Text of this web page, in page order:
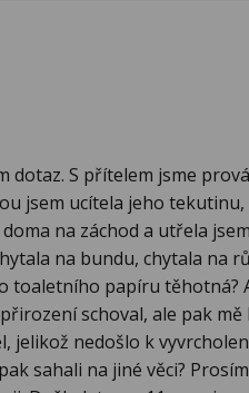
dotaz. S přítelem jsme
jsem ucítela jeho
na záchod a utřela
na bundu, chytala na
toaletního papíru těhotná?
schoval, ale pak
jelikož nedošlo k
sahali na jiné věci?